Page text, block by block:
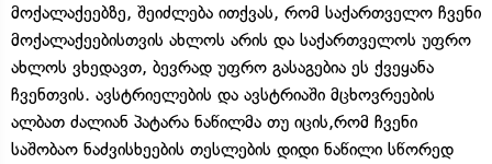
მოქალაქეებზე, შეიძლება ითქვას, რომ საქართველო ჩვენი
მოქალაქეებისთვის ახლოს არის და საქართველოს უფრო
ახლოს ვხედავთ, ბევრად უფრო გასაგებია ეს ქვეყანა
ჩვენთვის. ავსტრიელების და ავსტრიაში მცხოვრეების
ალბათ ძალიან პატარა ნაწილმა თუ იცის,რომ ჩვენი
საშობაო ნაძვისხეების თესლების დიდი ნაწილი სწორედ